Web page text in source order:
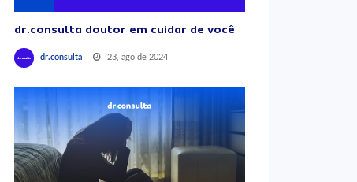
dr.consulta doutor em cuidar de você
dr.consulta 23, ago de 2024